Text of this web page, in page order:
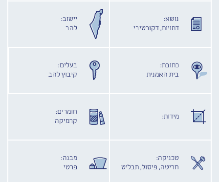
נושא:
דמויות, דקורטיבי
יישוב:
להב
כתובת:
בית האמנית
בעלים:
קיבוץ להב
מידות:
חומרים:
קרמיקה
טכניקה:
חריטה, פיסול, תבליט
מבנה:
פרטי